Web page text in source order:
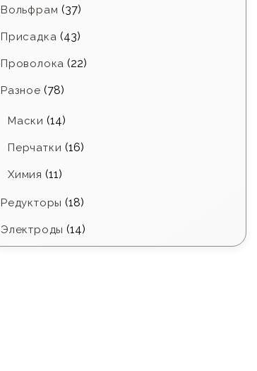
Вольфрам (37)
Присадка (43)
Проволока (22)
Разное (78)
Маски (14)
Перчатки (16)
Химия (11)
Редукторы (18)
Электроды (14)